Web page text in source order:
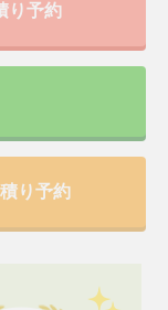
り予約
り予約